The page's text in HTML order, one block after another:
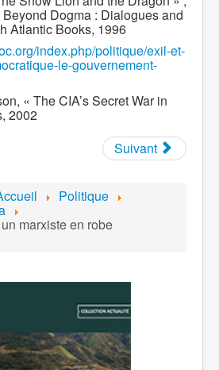
Dogma : Dialogues and
Atlantic Books, 1996
index.php/politique/exil-et-
le-gouvernement-
« The CIA’s Secret War in
2002
Suivant
Politique
marxiste en robe